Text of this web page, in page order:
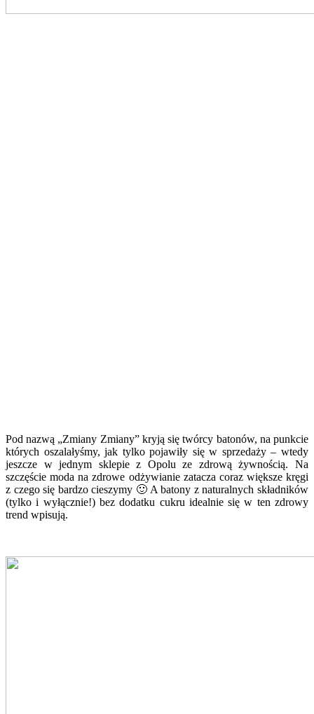
Pod nazwą „Zmiany Zmiany” kryją się twórcy batonów, na punkcie
których oszalałyśmy, jak tylko pojawiły się w sprzedaży – wtedy
jeszcze w jednym sklepie z Opolu ze zdrową żywnością. Na
szczęście moda na zdrowe odżywianie zatacza coraz większe kręgi
z czego się bardzo cieszymy 🙂 A batony z naturalnych składników
(tylko i wyłącznie!) bez dodatku cukru idealnie się w ten zdrowy
trend wpisują.